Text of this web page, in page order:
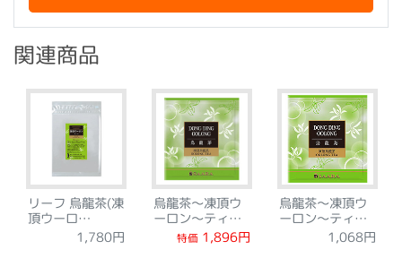
関連商品
リーフ 烏龍茶(凍
頂ウーロ
1,780円
烏龍茶～凍頂ウ
ーロン～ティー
バッグ24袋
特価 1,896円
烏龍茶～凍頂ウ
ーロン～ティー
バッグ12袋1,068円